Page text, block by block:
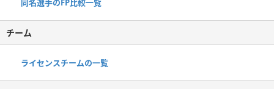
同名選手のFP比較一覧
チーム
ライセンスチームの一覧